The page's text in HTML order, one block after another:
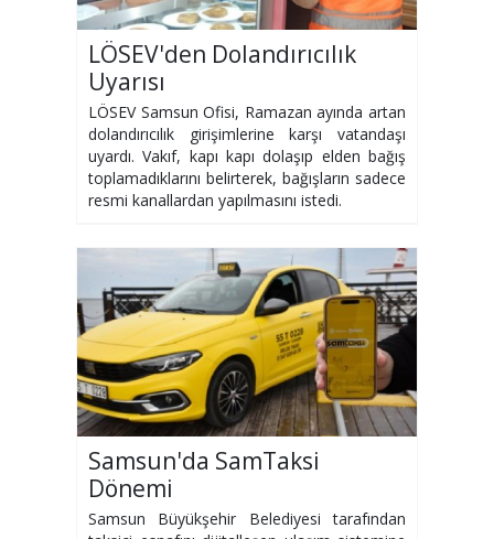
LÖSEV'den Dolandırıcılık
Uyarısı
LÖSEV Samsun Ofisi, Ramazan ayında artan
dolandırıcılık girişimlerine karşı vatandaşı
uyardı. Vakıf, kapı kapı dolaşıp elden bağış
toplamadıklarını belirterek, bağışların sadece
resmi kanallardan yapılmasını istedi.
Samsun'da SamTaksi
Dönemi
Samsun Büyükşehir Belediyesi tarafından